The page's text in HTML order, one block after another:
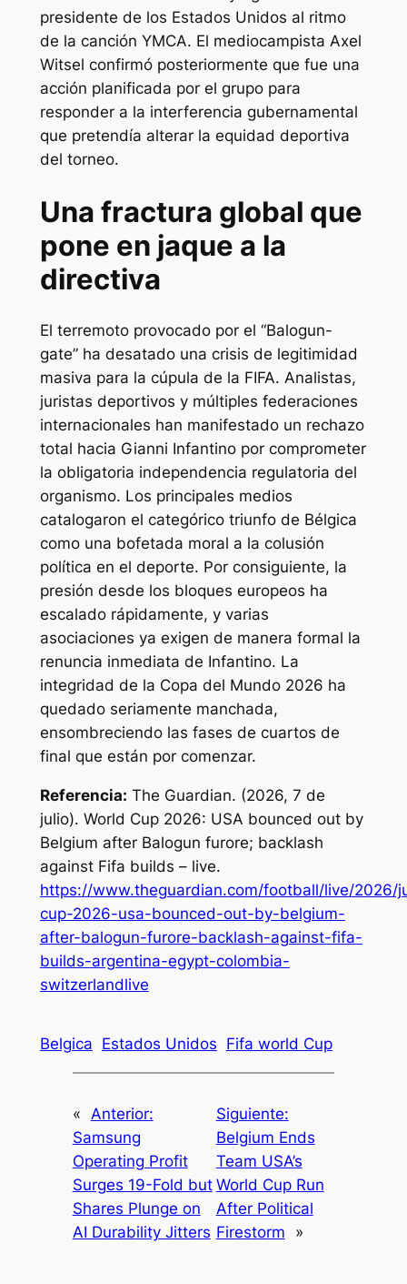
presidente de los Estados Unidos al ritmo
de la canción YMCA. El mediocampista Axel
Witsel confirmó posteriormente que fue una
acción planificada por el grupo para
responder a la interferencia gubernamental
que pretendía alterar la equidad deportiva
del torneo.
Una fractura global que
pone en jaque a la
directiva
El terremoto provocado por el “Balogun-
gate” ha desatado una crisis de legitimidad
masiva para la cúpula de la FIFA. Analistas,
juristas deportivos y múltiples federaciones
internacionales han manifestado un rechazo
total hacia Gianni Infantino por comprometer
la obligatoria independencia regulatoria del
organismo. Los principales medios
catalogaron el categórico triunfo de Bélgica
como una bofetada moral a la colusión
política en el deporte. Por consiguiente, la
presión desde los bloques europeos ha
escalado rápidamente, y varias
asociaciones ya exigen de manera formal la
renuncia inmediata de Infantino. La
integridad de la Copa del Mundo 2026 ha
quedado seriamente manchada,
ensombreciendo las fases de cuartos de
final que están por comenzar.
Referencia: The Guardian. (2026, 7 de
julio). World Cup 2026: USA bounced out by
Belgium after Balogun furore; backlash
against Fifa builds – live.
https://www.theguardian.com/football/live/2026/
cup-2026-usa-bounced-out-by-belgium-
after-balogun-furore-backlash-against-fifa-
builds-argentina-egypt-colombia-
switzerlandlive
Belgica Estados Unidos Fifa world Cup
« Anterior:
Samsung
Operating Profit
Surges 19-Fold but
Shares Plunge on
AI Durability Jitters
Siguiente:
Belgium Ends
Team USA’s
World Cup Run
After Political
Firestorm
»